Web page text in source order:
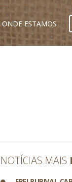
ONDE ESTAMOS
NOTÍCIAS MAIS